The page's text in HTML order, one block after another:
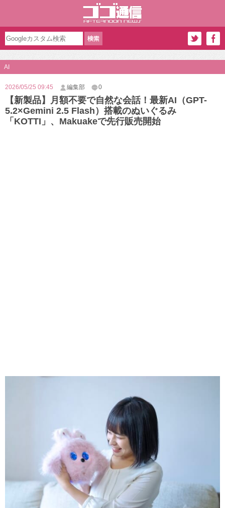
AI
2026/05/25 09:45 編集部 0
【新製品】月額不要で自然な会話！最新AI（GPT-
5.2×Gemini 2.5 Flash）搭載のぬいぐるみ
「KOTTI」、Makuakeで先行販売開始